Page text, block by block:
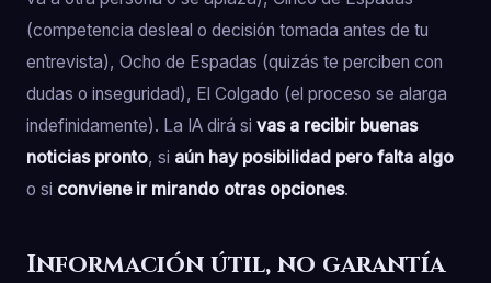
(competencia desleal o decisión tomada antes de tu
entrevista), Ocho de Espadas (quizás te perciben con
dudas o inseguridad), El Colgado (el proceso se alarga
indefinidamente). La IA dirá si vas a recibir buenas
noticias pronto, si aún hay posibilidad pero falta algo
o si conviene ir mirando otras opciones.
Información útil, no garantía